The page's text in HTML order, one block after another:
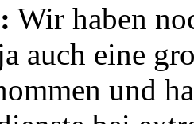
Wir haben
auch eine
und